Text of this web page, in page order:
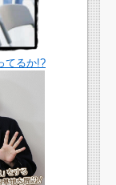
てるか!?